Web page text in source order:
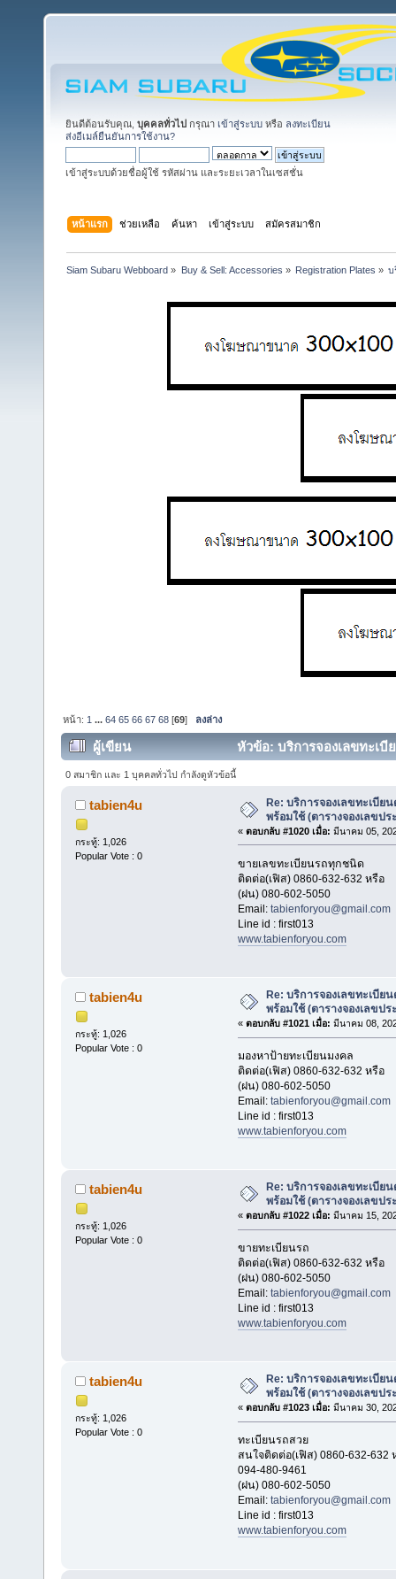
ยินดีต้อนรับคุณ, บุคคลทั่วไป กรุณา เข้าสู่ระบบ หรือ ลงทะเบียน
ส่งอีเมล์ยืนยันการใช้งาน?
เข้าสู่ระบบด้วยชื่อผู้ใช้ รหัสผ่าน และระยะเวลาในเซสชั่น
หน้าแรก ช่วยเหลือ ค้นหา เข้าสู่ระบบ สมัครสมาชิก
Siam Subaru Webboard » Buy & Sell: Accessories » Registration Plates » บ
หน้า: 1 ...64 65 66 67 68 [69] ลงล่าง
ผู้เขียน
หัวข้อ: บริการจองเลขทะเบี
(อ่าน 250870 ครั้ง)
0 สมาชิก และ 1 บุคคลทั่วไป กำลังดูหัวข้อนี้
tabien4u
กระทู้: 1,026
Popular Vote : 0
Re: บริการจองเลขทะเบีย
พร้อมใช้ (ตารางจองเลขป
« ตอบกลับ #1020 เมื่อ: มีนาคม 05,
ขายเลขทะเบียนรถทุกชนิด
ติดต่อ(เฟิส) 0860-632-632 หรือ
(ฝน) 080-602-5050
Email: tabienforyou@gmail.com
Line id : first013
www.tabienforyou.com
tabien4u
กระทู้: 1,026
Popular Vote : 0
Re: บริการจองเลขทะเบีย
พร้อมใช้ (ตารางจองเลขป
« ตอบกลับ #1021 เมื่อ: มีนาคม 08,
มองหาป้ายทะเบียนมงคล
ติดต่อ(เฟิส) 0860-632-632 หรือ
(ฝน) 080-602-5050
Email: tabienforyou@gmail.com
Line id : first013
www.tabienforyou.com
tabien4u
กระทู้: 1,026
Popular Vote : 0
Re: บริการจองเลขทะเบีย
พร้อมใช้ (ตารางจองเลขป
« ตอบกลับ #1022 เมื่อ: มีนาคม 15,
ขายทะเบียนรถ
ติดต่อ(เฟิส) 0860-632-632 หรือ
(ฝน) 080-602-5050
Email: tabienforyou@gmail.com
Line id : first013
www.tabienforyou.com
tabien4u
กระทู้: 1,026
Popular Vote : 0
Re: บริการจองเลขทะเบีย
พร้อมใช้ (ตารางจองเลขป
« ตอบกลับ #1023 เมื่อ: มีนาคม 30,
ทะเบียนรถสวย
สนใจติดต่อ(เฟิส) 0860-632-632
094-480-9461
(ฝน) 080-602-5050
Email: tabienforyou@gmail.com
Line id : first013
www.tabienforyou.com